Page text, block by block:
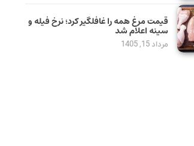
قیمت مرغ همه را غافلگیر کرد؛ نرخ فیله و
سینه اعلام شد
مرداد 15, 1405